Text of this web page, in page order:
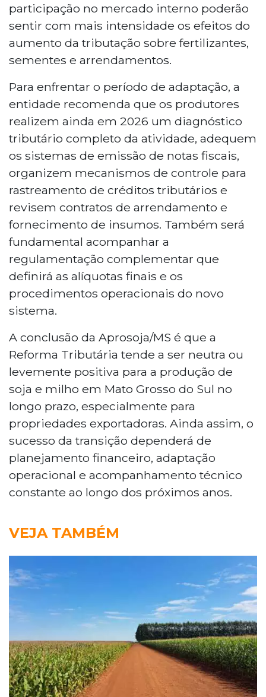
participação no mercado interno poderão
sentir com mais intensidade os efeitos do
aumento da tributação sobre fertilizantes,
sementes e arrendamentos.
Para enfrentar o período de adaptação, a
entidade recomenda que os produtores
realizem ainda em 2026 um diagnóstico
tributário completo da atividade, adequem
os sistemas de emissão de notas fiscais,
organizem mecanismos de controle para
rastreamento de créditos tributários e
revisem contratos de arrendamento e
fornecimento de insumos. Também será
fundamental acompanhar a
regulamentação complementar que
definirá as alíquotas finais e os
procedimentos operacionais do novo
sistema.
A conclusão da Aprosoja/MS é que a
Reforma Tributária tende a ser neutra ou
levemente positiva para a produção de
soja e milho em Mato Grosso do Sul no
longo prazo, especialmente para
propriedades exportadoras. Ainda assim, o
sucesso da transição dependerá de
planejamento financeiro, adaptação
operacional e acompanhamento técnico
constante ao longo dos próximos anos.
VEJA TAMBÉM